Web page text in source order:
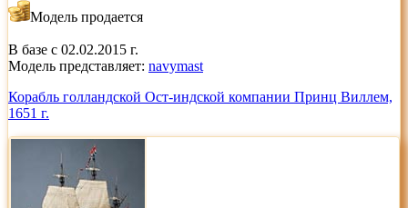
Модель продается
В базе с 02.02.2015 г.
Модель представляет: navymast
Корабль голландской Ост-индской компании Принц Виллем,
1651 г.